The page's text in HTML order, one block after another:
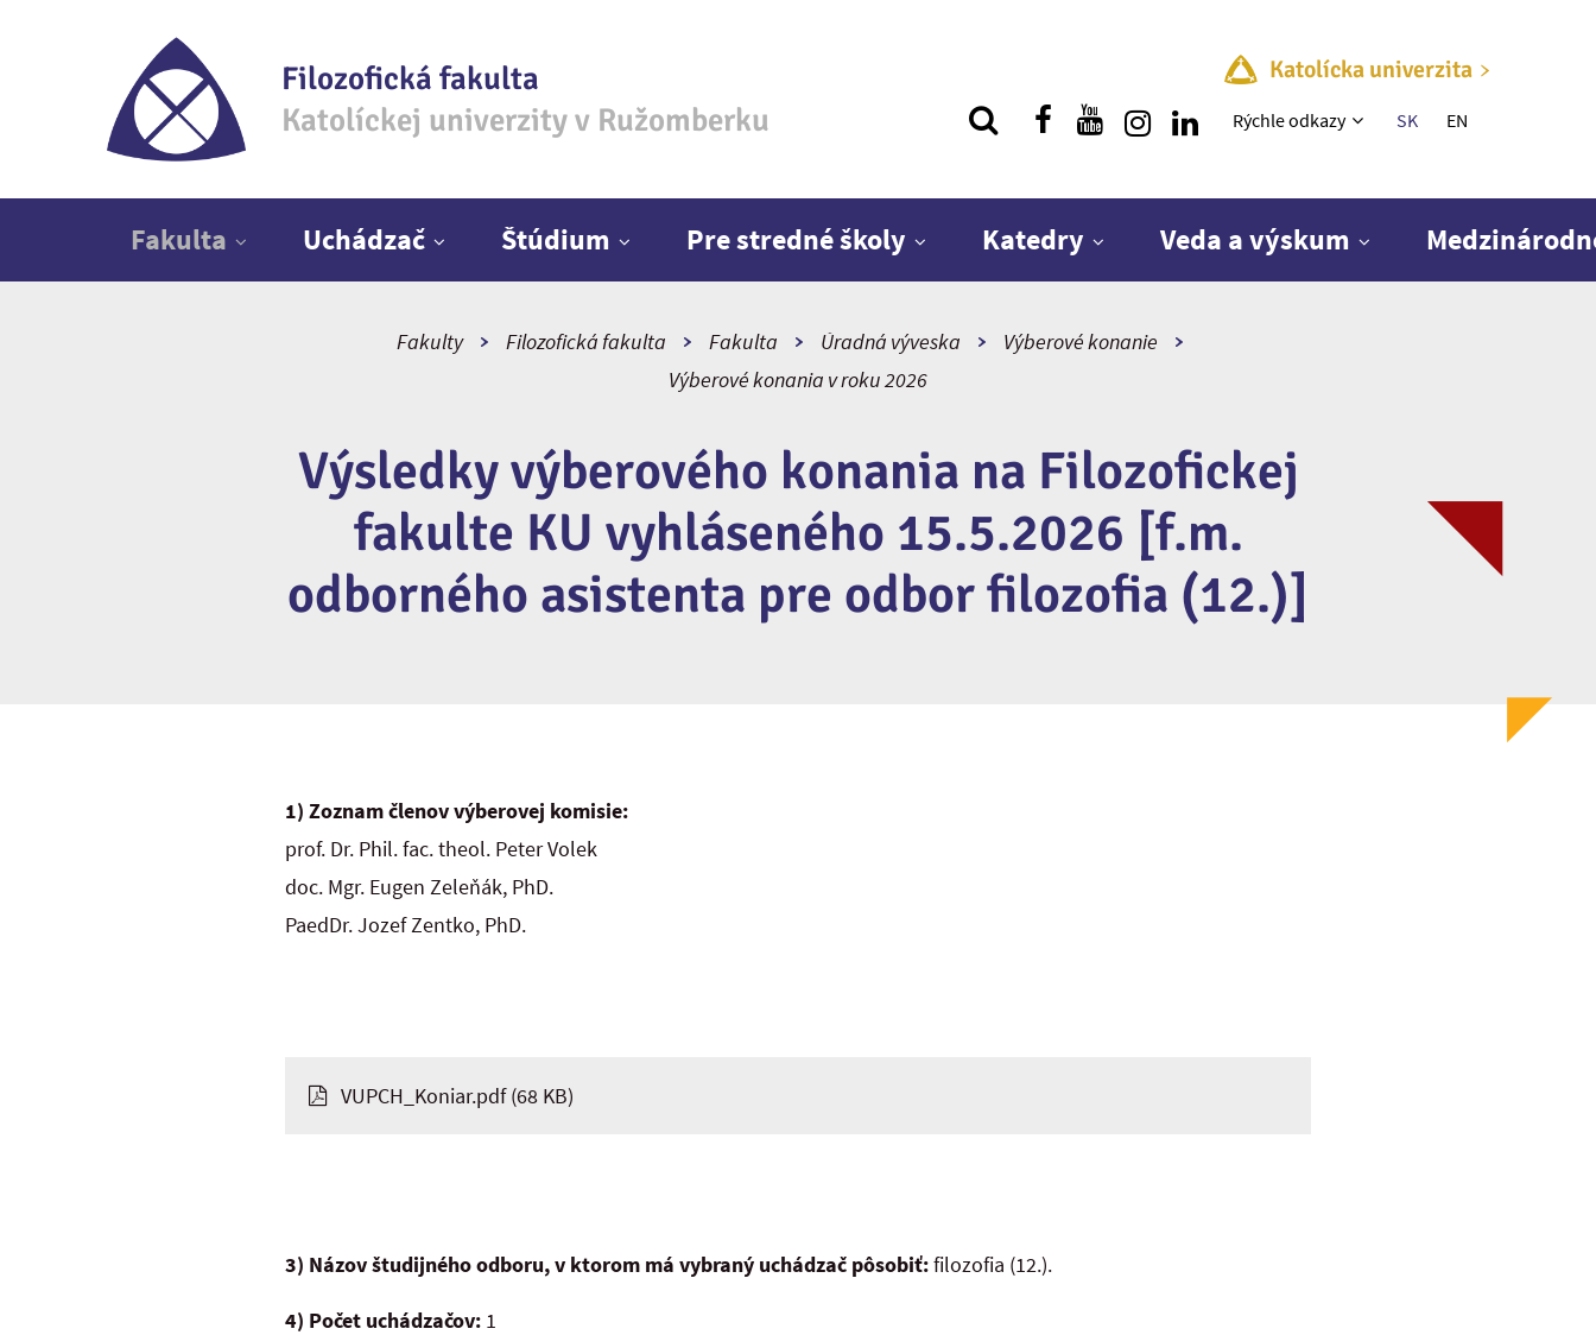
Filozofická fakulta
Katolíckej univerzity v Ružomberku
Katolícka univerzita
Rýchle menu
Rýchle odkazy SK EN
Fakulta Uchádzač Štúdium Pre stredné školy Katedry Veda a výskum
Fakulty Filozofická fakulta Fakulta Úradná výveska
Výberové konanie
Výberové konania v roku 2026
Výsledky výberového konania na Filozofickej
fakulte KU vyhláseného 15.5.2026 [f.m.
odborného asistenta pre odbor filozofia (12.)]
1) Zoznam členov výberovej komisie:
prof. Dr. Phil. fac. theol. Peter Volek
doc. Mgr. Eugen Zeleňák, PhD.
PaedDr. Jozef Zentko, PhD.
VUPCH_Koniar.pdf(68 KB)
3) Názov študijného odboru, v ktorom má vybraný uchádzač pôsobiť:filozofia (12.).
4) Počet uchádzačov: 1